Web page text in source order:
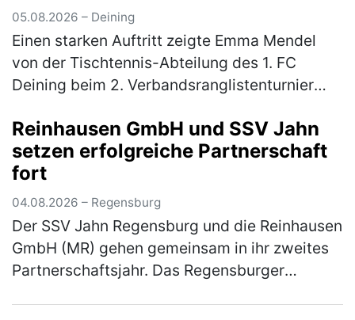
05.08.2026 – Deining
Einen starken Auftritt zeigte Emma Mendel
von der Tischtennis-Abteilung des 1. FC
Deining beim 2. Verbandsranglistenturnier
das hochkarätig besetzte Turnier…(mehr)
Reinhausen GmbH und SSV Jahn
setzen erfolgreiche Partnerschaft
fort
04.08.2026 – Regensburg
Der SSV Jahn Regensburg und die Reinhausen
GmbH (MR) gehen gemeinsam in ihr zweites
Partnerschaftsjahr. Das Regensburger